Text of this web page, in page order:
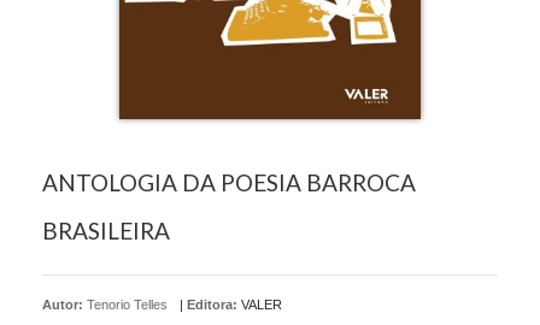
ANTOLOGIA DA POESIA BARROCA
BRASILEIRA
Autor: Tenorio Telles | Editora: VALER